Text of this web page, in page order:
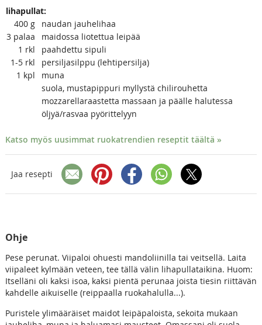
lihapullat:
400 g
naudan jauhelihaa
3 palaa
maidossa liotettua leipää
1 rkl
paahdettu sipuli
1-5 rkl
persiljasilppu (lehtipersilja)
1 kpl
muna
suola, mustapippuri myllystä chilirouhetta
mozzarellaraastetta massaan ja päälle halutessa
öljyä/rasvaa pyörittelyyn
Katso myös uusimmat ruokatrendien reseptit täältä »
Jaa resepti
Ohje
Pese perunat. Viipaloi ohuesti mandoliinilla tai veitsellä. Laita
viipaleet kylmään veteen, tee tällä välin lihapullataikina. Huom:
Itselläni oli kaksi isoa, kaksi pientä perunaa joista tiesin riittävän
kahdelle aikuiselle (reippaalla ruokahalulla...).
Puristele ylimääräiset maidot leipäpaloista, sekoita mukaan